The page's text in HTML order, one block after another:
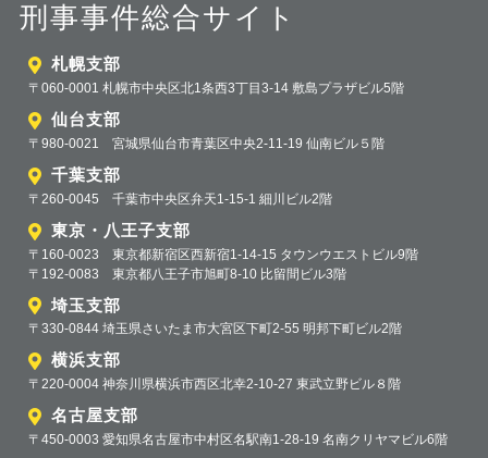
刑事事件総合サイト
札幌支部
〒060-0001 札幌市中央区北1条西3丁目3-14 敷島プラザビル5階
仙台支部
〒980-0021 宮城県仙台市青葉区中央2-11-19 仙南ビル５階
千葉支部
〒260-0045 千葉市中央区弁天1-15-1 細川ビル2階
東京・八王子支部
〒160-0023 東京都新宿区西新宿1-14-15 タウンウエストビル9階
〒192-0083 東京都八王子市旭町8-10 比留間ビル3階
埼玉支部
〒330-0844 埼玉県さいたま市大宮区下町2-55 明邦下町ビル2階
横浜支部
〒220-0004 神奈川県横浜市西区北幸2-10-27 東武立野ビル８階
名古屋支部
〒450-0003 愛知県名古屋市中村区名駅南1-28-19 名南クリヤマビル6階